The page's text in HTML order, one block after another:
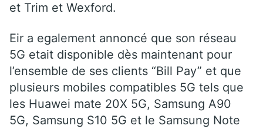
et Trim et Wexford.
Eir a egalement annoncé que son réseau
5G etait disponible dès maintenant pour
l’ensemble de ses clients “Bill Pay” et que
plusieurs mobiles compatibles 5G tels que
les Huawei mate 20X 5G, Samsung A90
5G, Samsung S10 5G et le Samsung Note